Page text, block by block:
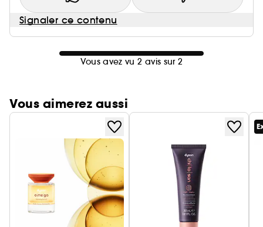
Signaler ce contenu
Vous avez vu 2 avis sur 2
Vous aimerez aussi